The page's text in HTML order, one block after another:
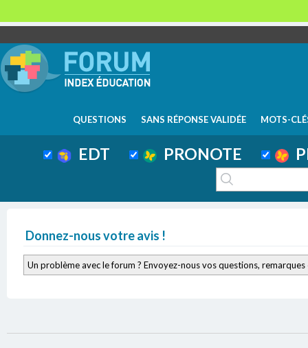
QUESTIONS SANS RÉPONSE VALIDÉE MOTS-
EDT PRONOTE
Donnez-nous votre avis !
Un problème avec le forum ? Envoyez-nous vos questions,